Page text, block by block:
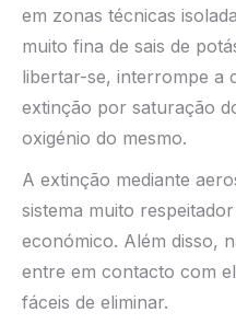
em zonas técnicas
muito fina de sais de
libertar-se, interrompe a
extinção por saturação
oxigénio do mesmo.
A extinção mediante
sistema muito
económico. Além disso,
entre em contacto com
fáceis de eliminar.